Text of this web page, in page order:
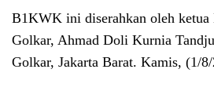
B1KWK ini diserahkan oleh ketua
Golkar, Ahmad Doli Kurnia
Golkar, Jakarta Barat. Kamis, (1/